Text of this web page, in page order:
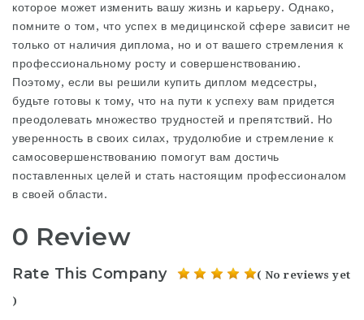
которое может изменить вашу жизнь и карьеру. Однако,
помните о том, что успех в медицинской сфере зависит не
только от наличия диплома, но и от вашего стремления к
профессиональному росту и совершенствованию.
Поэтому, если вы решили купить диплом медсестры,
будьте готовы к тому, что на пути к успеху вам придется
преодолевать множество трудностей и препятствий. Но
уверенность в своих силах, трудолюбие и стремление к
самосовершенствованию помогут вам достичь
поставленных целей и стать настоящим профессионалом
в своей области.
0 Review
Rate This Company ( No reviews yet
)